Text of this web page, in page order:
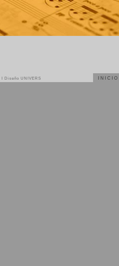
INICIO
Diseño UNIVERS